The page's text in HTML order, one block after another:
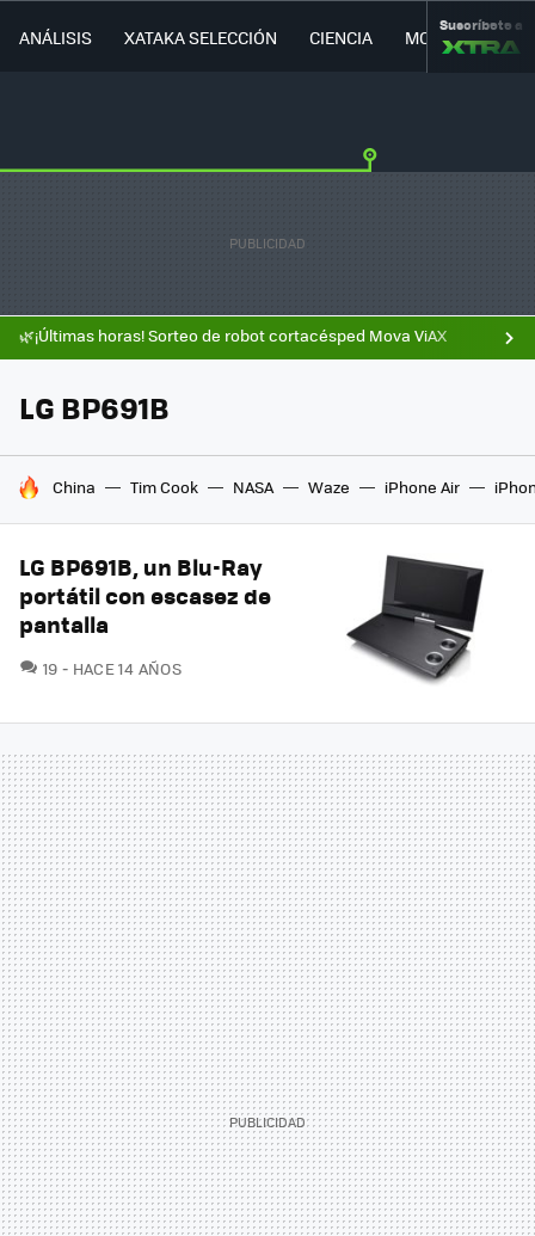
ANÁLISIS XATAKA SELECCIÓN CIENCIA MOVILIDAD
Suscríbete a
🌿¡Últimas horas! Sorteo de robot cortacésped Mova ViAX
LG BP691B
HOY SE HABLA DE
China Tim Cook NASA Waze iPhone Air
LG BP691B, un Blu-Ray
portátil con escasez de
pantalla
19 COMENTARIOS
HACE 14 AÑOS